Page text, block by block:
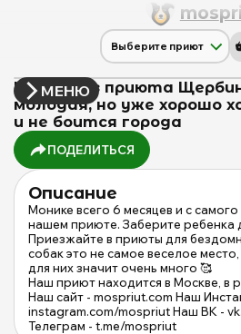
mos
Выберите приют
Щербинка
Дубовая Роща
Красная сосна
МЕНЮ
Моника из приюта
молодая, но уже хорошо
и не боится города
ПОДЕЛИТЬСЯ
Описание
Монике всего 6 месяцев и с
нашем приюте. Заберите ребенка
Приезжайте в приюты для
собак это не самое веселое
для них значит очень много 🥰
Наш приют находится в Москве, в
Наш сайт - mospriut.com Наш
instagram.com/mospriut Наш ВК -
Телеграм - t.me/mospriut